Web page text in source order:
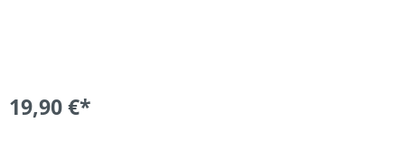
19,90 €*